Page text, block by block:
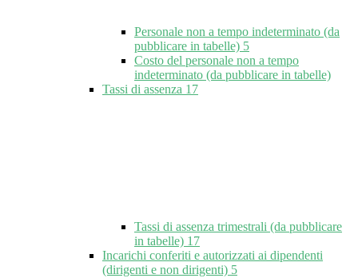
Personale non a tempo indeterminato (da
pubblicare in tabelle) 5
Costo del personale non a tempo
indeterminato (da pubblicare in tabelle)
Tassi di assenza 17
Tassi di assenza trimestrali (da pubblicare
in tabelle) 17
Incarichi conferiti e autorizzati ai dipendenti
(dirigenti e non dirigenti) 5